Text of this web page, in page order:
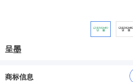
呈墨
商标信息